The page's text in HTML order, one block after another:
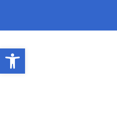
Abrir barra de herramientas